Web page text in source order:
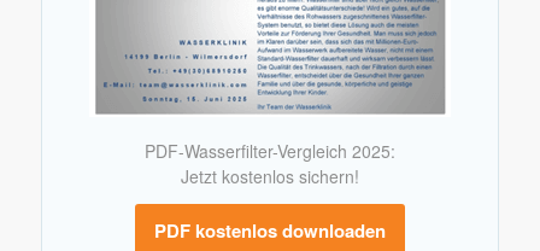
PDF-Wasserfilter-Vergleich 2025:
Jetzt kostenlos sichern!
PDF kostenlos downloaden